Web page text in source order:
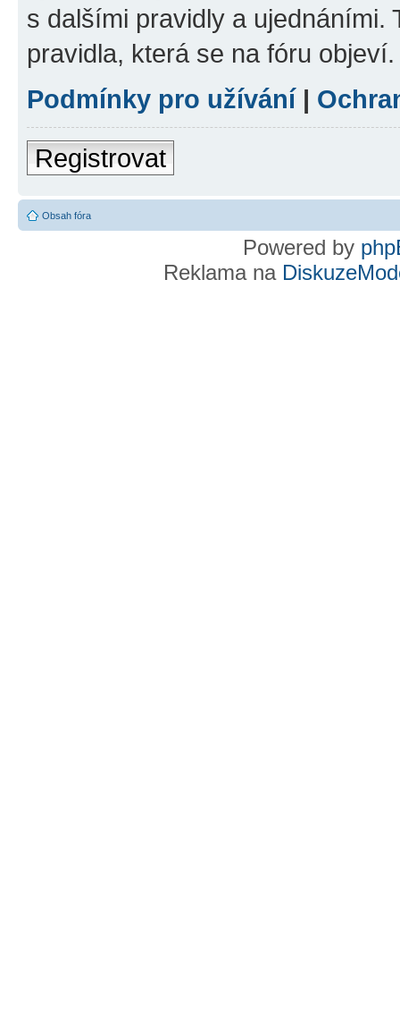
s dalšími pravidly a ujednáními.
pravidla, která se na fóru objeví.
Podmínky pro užívání |
Registrovat
Obsah fóra
Powered by
Reklama na